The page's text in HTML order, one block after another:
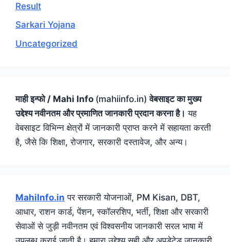
Result
Sarkari Yojana
Uncategorized
माही इन्फो / Mahi Info (mahiinfo.in)वेबसाइट का मुख्य
उद्देश्य नवीनतम और प्रमाणित जानकारी प्रदान करना है। यह
वेबसाइट विभिन्न क्षेत्रों में जानकारी प्राप्त करने में सहायता करती
है, जैसे कि शिक्षा, रोजगार, सरकारी दस्तावेज, और अन्य।
MahiInfo.in पर सरकारी योजनाओं, PM Kisan, DBT,
आधार, राशन कार्ड, पेंशन, स्कॉलरशिप, भर्ती, शिक्षा और सरकारी
सेवाओं से जुड़ी नवीनतम एवं विश्वसनीय जानकारी सरल भाषा में